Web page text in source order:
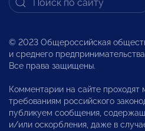
© 2023 Общероссийская
и среднего
Все права защищены.
Комментарии на сайте проходят
требованиям российского
публикуем сообщения,
и/или оскорбления, даже в